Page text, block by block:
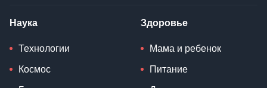
Наука
Технологии
Космос
Здоровье
Мама и ребенок
Питание